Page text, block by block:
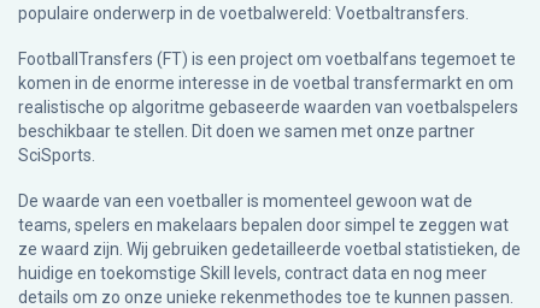
populaire onderwerp in de voetbalwereld: Voetbaltransfers.
FootballTransfers (FT) is een project om voetbalfans tegemoet te
komen in de enorme interesse in de voetbal transfermarkt en om
realistische op algoritme gebaseerde waarden van voetbalspelers
beschikbaar te stellen. Dit doen we samen met onze partner
SciSports
De waarde van een voetballer is momenteel gewoon wat de
teams, spelers en makelaars bepalen door simpel te zeggen wat
ze waard zijn. Wij gebruiken gedetailleerde voetbal statistieken, de
huidige en toekomstige Skill levels, contract data en nog meer
details om zo onze unieke rekenmethodes toe te kunnen passen.